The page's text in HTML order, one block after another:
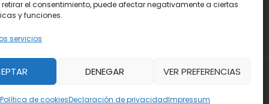
el consentimiento, puede afectar negativamente a ciertas
y funciones.
servicios
DENEGAR VER PREFERENCIAS
Política de cookiesDeclaración de privacidadImpressum